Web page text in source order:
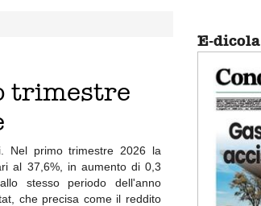
trimestre
Nel primo trimestre 2026 la
al 37,6%, in aumento di 0,3
stesso periodo dell'anno
che precisa come il reddito
E-dicola